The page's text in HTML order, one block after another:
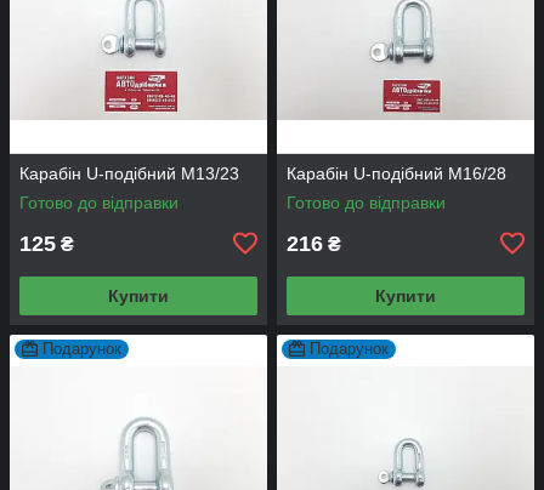
Карабін U-подібний M13/23
Готово до відправки
125 ₴
Купити
Карабін U-подібний M16/28
Готово до відправки
216 ₴
Купити
Подарунок Подарунок